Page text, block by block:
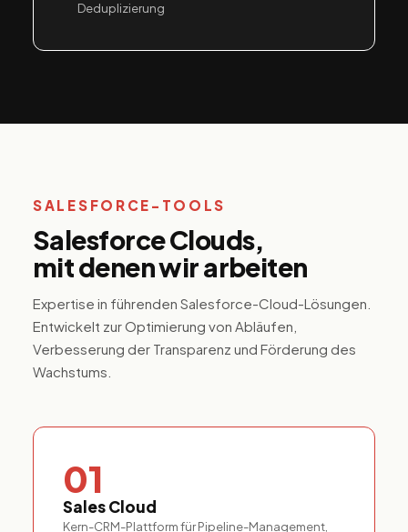
Deduplizierung
SALESFORCE-TOOLS
Salesforce Clouds,
mit denen wir arbeiten
Expertise in führenden Salesforce-Cloud-Lösungen.
Entwickelt zur Optimierung von Abläufen,
Verbesserung der Transparenz und Förderung des
Wachstums.
01
Sales Cloud
Kern-CRM-Plattform für Pipeline-Management,